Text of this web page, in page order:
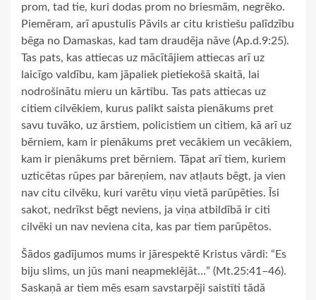
prom, tad tie, kuri dodas prom no briesmām, negrēko.
Piemēram, arī apustulis Pāvils ar citu kristiešu palīdzību
bēga no Damaskas, kad tam draudēja nāve (Ap.d.9:25).
Tas pats, kas attiecas uz mācītājiem attiecas arī uz
laicīgo valdību, kam jāpaliek pietiekošā skaitā, lai
nodrošinātu mieru un kārtību. Tas pats attiecas uz
citiem cilvēkiem, kurus palikt saista pienākums pret
savu tuvāko, uz ārstiem, policistiem un citiem, kā arī uz
bērniem, kam ir pienākums pret vecākiem un vecākiem,
kam ir pienākums pret bērniem. Tāpat arī tiem, kuriem
uzticētas rūpes par bāreņiem, nav atļauts bēgt, ja vien
nav citu cilvēku, kuri varētu viņu vietā parūpēties. Īsi
sakot, nedrīkst bēgt neviens, ja viņa atbildībā ir citi
cilvēki un nav neviena cita, kas par tiem parūpētos.
Šādos gadījumos mums ir jārespektē Kristus vārdi: “Es
biju slims, un jūs mani neapmeklējāt…” (Mt.25:41–46).
Saskaņā ar tiem mēs esam savstarpēji saistīti tādā